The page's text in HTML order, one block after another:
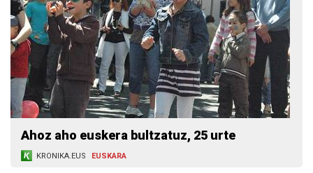
Ahoz aho euskera bultzatuz, 25 urte
KRONIKA.EUS EUSKARA